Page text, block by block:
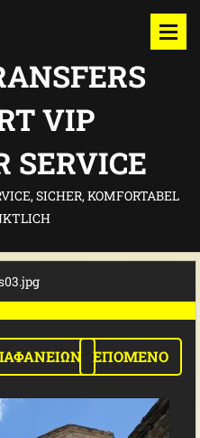
VIP
SERVICE
SICHER, KOMFORTABEL
ΕΠΌΜΕΝΟ